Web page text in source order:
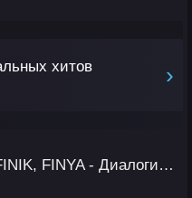
хитов ›
ALEKS ATAMAN, FINIK, FINYA - Диалоги Тет-А-Тет